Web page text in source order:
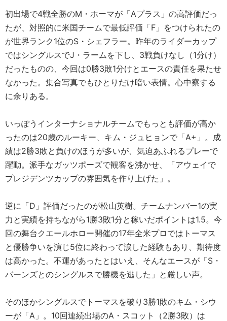
初出場で4戦全勝のM・ホーマが「Aプラス」の高評価だっ
たが、対照的に米国チームで最低評価「F」をつけられたの
が世界ランク1位のS・シェフラー。昨年のライダーカップ
ではシングルスでJ・ラームを下し、3戦負けなし（1分け）
だったものの、今回は0勝3敗1分けとエースの責任を果たせ
なかった。集合写真でもひとりだけ暗い表情。心中察する
に余りある。
いっぽうインターナショナルチームでもっとも評価が高か
ったのは20歳のルーキー、キム・ジュヒョンで「A+」。成
績は2勝3敗と負けのほうが多いが、気迫あふれるプレーで
躍動。派手なガッツポーズで観客を沸かせ、「アウェイで
プレジデンツカップの雰囲気を作り上げた」。
逆に「D」評価だったのが松山英樹。チームナンバー1の実
力と実績を持ちながら1勝3敗1分と稼いだポイントは1.5。今
回の舞台クエールホロー開催の17年全米プロではトーマス
と優勝争いを演じ5位に終わって涙した経験もあり、期待度
は高かった。不運があったとはいえ、そんなエースが「S・
バーンズとのシングルスで勝機を逃した」と厳しい声。
そのほかシングルスでトーマスを破り3勝1敗のキム・シウ
ーが「A」。10回連続出場のA・スコット（2勝3敗）は